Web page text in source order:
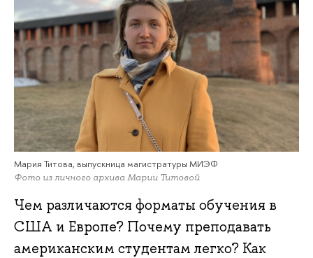
Мария Титова, выпускница магистратуры МИЭФ
Фото из личного архива Марии Титовой
Чем различаются форматы обучения в
США и Европе? Почему преподавать
американским студентам легко? Как